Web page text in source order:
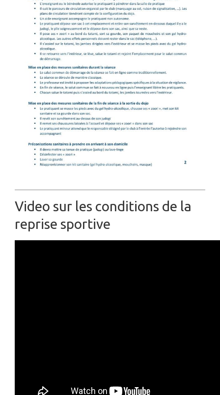
Video sur les conditions de la
reprise sportive